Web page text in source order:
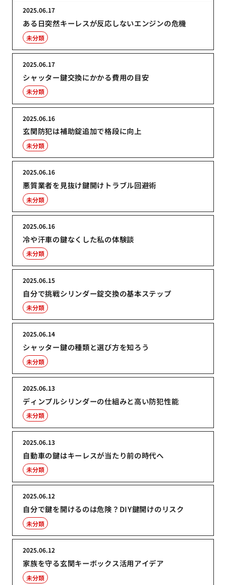
ある日突然キーレスが反応しないエンジンの危機
2025.06.17
未分類
シャッター鍵交換にかかる費用の目安
2025.06.17
未分類
玄関防犯は補助錠追加で格段に向上
2025.06.16
未分類
悪質業者を見抜け鍵開けトラブル回避術
2025.06.16
未分類
冷や汗車の鍵なくした私の体験談
2025.06.16
未分類
自分で挑戦シリンダー錠交換の基本ステップ
2025.06.15
未分類
シャッター鍵の種類と選び方を知ろう
2025.06.14
未分類
ディンプルシリンダーの仕組みと高い防犯性能
2025.06.13
未分類
自動車の鍵はキーレスが当たり前の時代へ
2025.06.13
未分類
自分で鍵を開けるのは危険？DIY鍵開けのリスク
2025.06.12
未分類
家族を守る玄関キーボックス活用アイデア
2025.06.12
未分類